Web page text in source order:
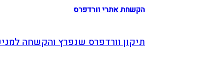
הקשחת אתרי וורדפרס
תיקון וורדפרס שנפרץ והקשחה למניעה